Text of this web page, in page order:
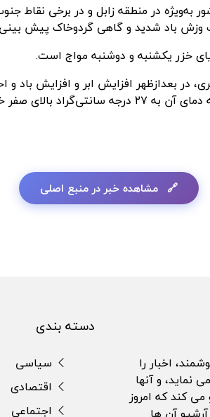
به‌ویژه در منطقه زابل و در برخی نقاط
وزش باد شدید و گاهی گردوخاک پیش
خزر یکشنبه و دوشنبه مواج است.
در بعدازظهر افزایش ابر و افزایش
مشاهده خبر در منبع اصلی
اخبار را
نماید، و آنها
کند که امروز
دسته بندی
سیاسی
اقتصادی
اجتماعی